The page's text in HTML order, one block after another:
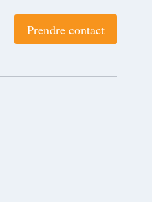
Prendre contact